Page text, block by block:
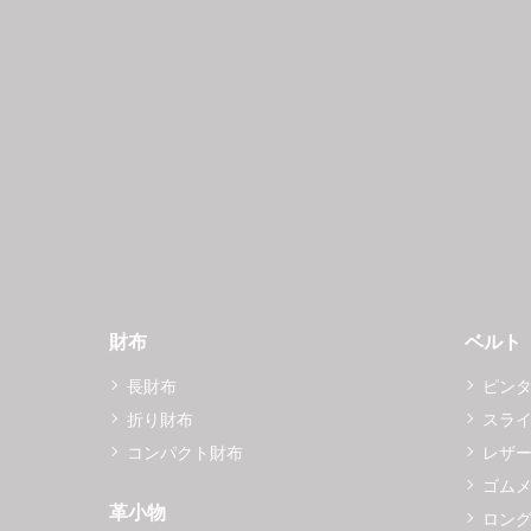
財布
長財布
折り財布
コンパクト財布
革小物
ベルト
ピン
スラ
レザ
ゴム
ロン